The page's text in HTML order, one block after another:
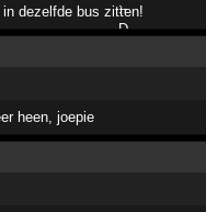
dezelfde bus zitten!
heen, joepie